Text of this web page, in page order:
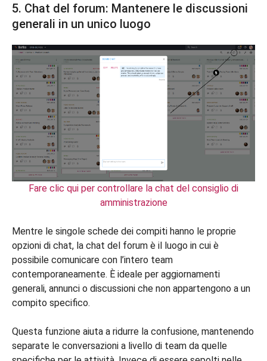
5. Chat del forum: Mantenere le discussioni
generali in un unico luogo
Fare clic qui per controllare la chat del consiglio di
amministrazione
Mentre le singole schede dei compiti hanno le proprie
opzioni di chat, la chat del forum è il luogo in cui è
possibile comunicare con l’intero team
contemporaneamente. È ideale per aggiornamenti
generali, annunci o discussioni che non appartengono a un
compito specifico.
Questa funzione aiuta a ridurre la confusione, mantenendo
separate le conversazioni a livello di team da quelle